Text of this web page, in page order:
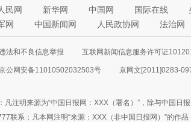
民网 新华网 中国网 国际在线
网 中国新闻网 人民政协网 法治网
法和不良信息举报 互联网新闻信息服务许可证
公网安备11010502032503号 京网文[2011]0283-
凡注明来源为“中国日报网：XXX（署名）”，除与中国
联系；凡本网注明“来源：XXX（非中国日报网）”的作